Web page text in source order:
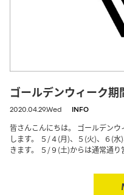
ゴールデンウィーク
2020.04.29.Wed INFO
皆さんこんにちは。 ゴールデン
します。 ５/４(月)、５(火)、６(
きます。 ５/９(土)からは通常通り